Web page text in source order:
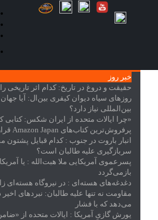
خبر روز
حقیقت و دروغ در تاریخ: کدام اثر
روزهای سیاه دیوان کیفری بین‌ال: آیا
بین‌المللی نیاز دارد؟
«چرا ایالات متحده از ایران شکس: کتابی
پرفروش‌ترین کتاب‌های Amazon Japan قرار دار
انبار باروت در جنوب : کدام قبایل پشتون
سربازگیری علیه طالبان است؟
پسرعموی آمریکایی ملا هبت‌الله : یا
بازمی‌گردد
دغدغه‌های هسته‌ای : در نیروگاه هسته‌ای
مقاومت نه تنها علیه طالبان: نبردهای
می‌دهد که با فشار
یورش گازیِ آمریکا : ایالات متحده از